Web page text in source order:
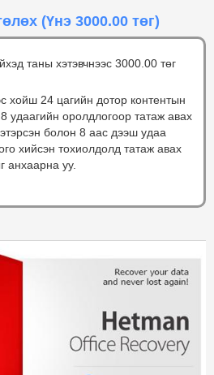
(Үнэ 3000.00 төг)
таны хэтэвчнээс 3000.00 төг
хойш 24 цагийн дотор контентын
удаагийн оролдлогоор татаж авах
болон 8 аас дээш удаа
хийсэн тохиолдолд татаж авах
анхаарна уу.